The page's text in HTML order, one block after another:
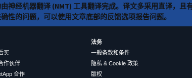
神经机器翻译 (NMT) 工具翻译完成。译文多采用直译，且
性的问题，可以使用文章底部的反馈选项报告问题。
买
作伙伴
合作
法务
一般条款和条件
隐私 & Cookie 政策
版权